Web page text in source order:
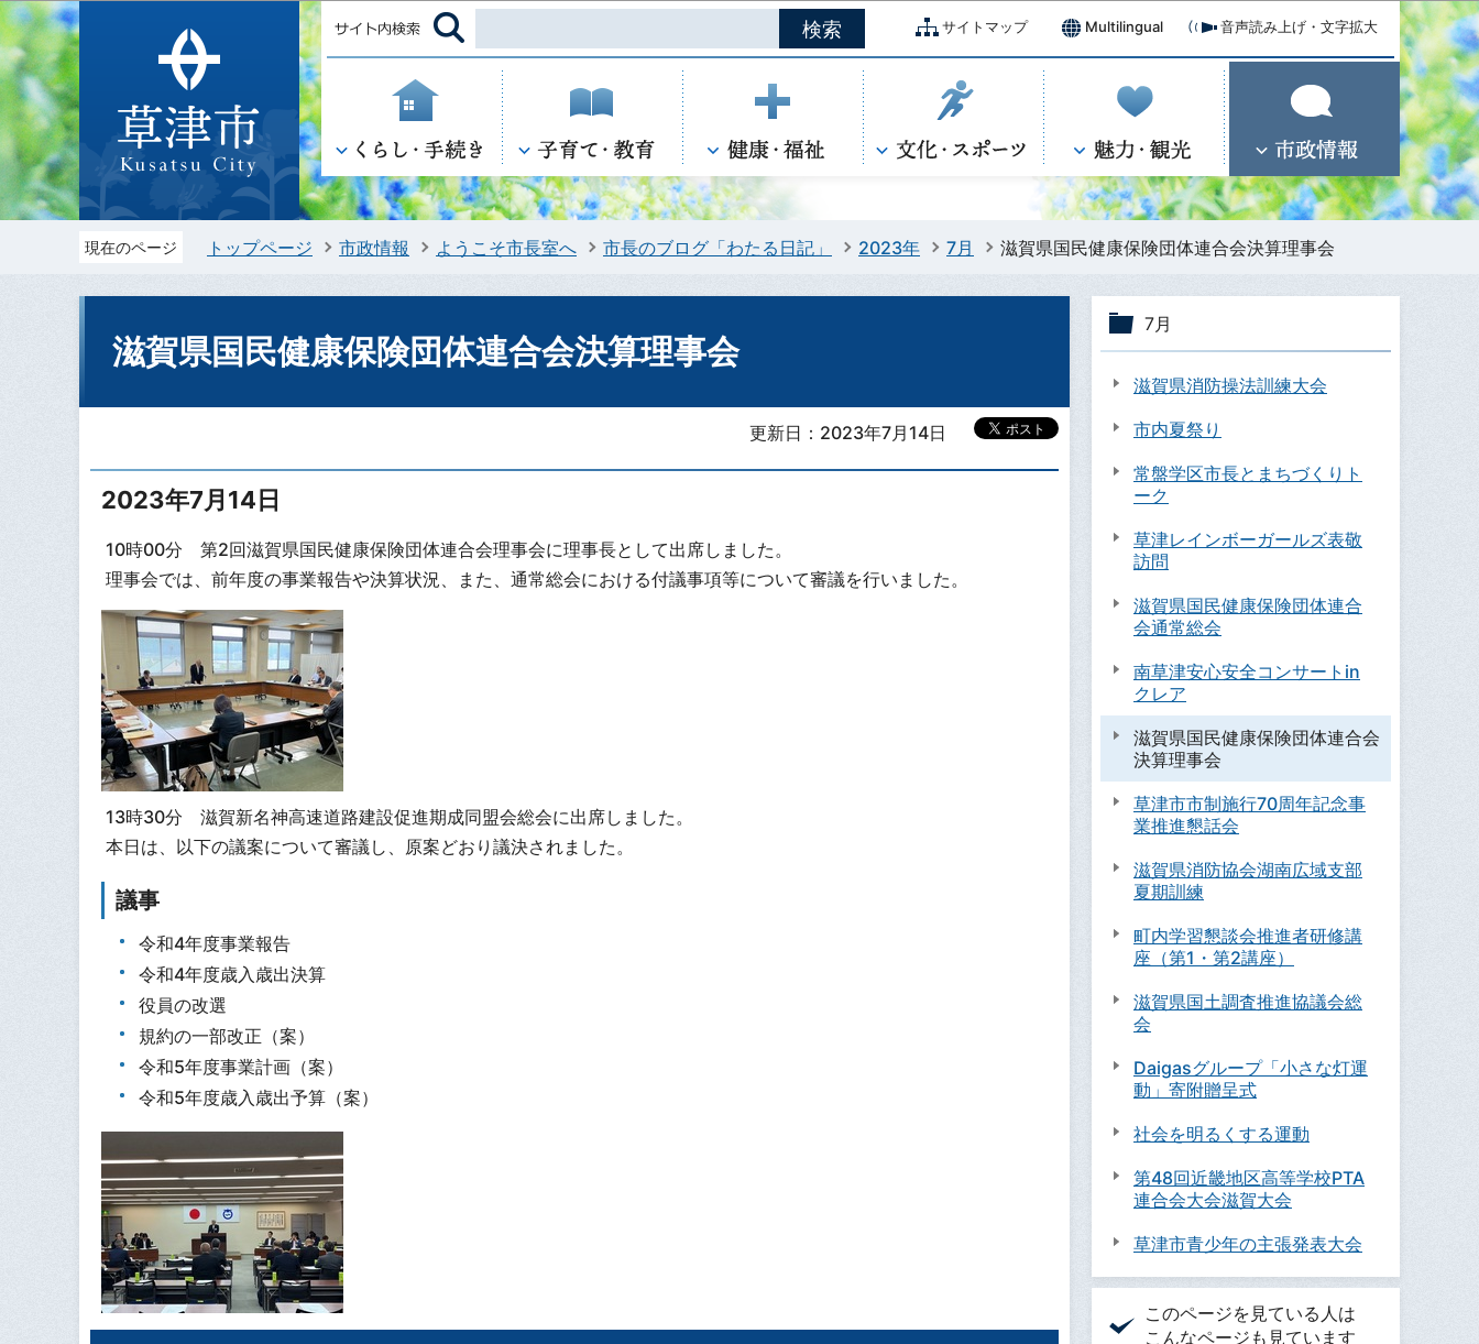
このページの本文へ移動
サイトマップ Multilingual 音声読み上げ・文字拡大
現在のページ トップページ 市政情報 ようこそ市長室へ 市長のブログ「わたる日記」 2023年 7月 滋賀県国民健康保険団体連合会決算理事会
滋賀県国民健康保険団体連合会決算理事会
更新日：2023年7月14日
2023年7月14日
10時00分 第2回滋賀県国民健康保険団体連合会理事会に理事長として出席しました。
理事会では、前年度の事業報告や決算状況、また、通常総会における付議事項等について審議を行いました。
13時30分 滋賀新名神高速道路建設促進期成同盟会総会に出席しました。
本日は、以下の議案について審議し、原案どおり議決されました。
議事
令和4年度事業報告
令和4年度歳入歳出決算
役員の改選
規約の一部改正（案）
令和5年度事業計画（案）
令和5年度歳入歳出予算（案）
7月
滋賀県消防操法訓練大会
市内夏祭り
常盤学区市長とまちづくりト
ーク
草津レインボーガールズ表敬
訪問
滋賀県国民健康保険団体連合
会通常総会
南草津安心安全コンサートin
クレア
滋賀県国民健康保険団体連合会
決算理事会
草津市市制施行70周年記念事
業推進懇話会
滋賀県消防協会湖南広域支部
夏期訓練
町内学習懇談会推進者研修講
座（第1・第2講座）
滋賀県国土調査推進協議会総
会
Daigasグループ「小さな灯運
動」寄附贈呈式
社会を明るくする運動
第48回近畿地区高等学校PTA
連合会大会滋賀大会
草津市青少年の主張発表大会
このページを見ている人は
こんなページも見ています